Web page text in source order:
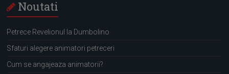
Noutati
Petrece Revelionul la Dumbolino
Sfaturi alegere animatori petreceri
Cum se angajeaza animatorii?